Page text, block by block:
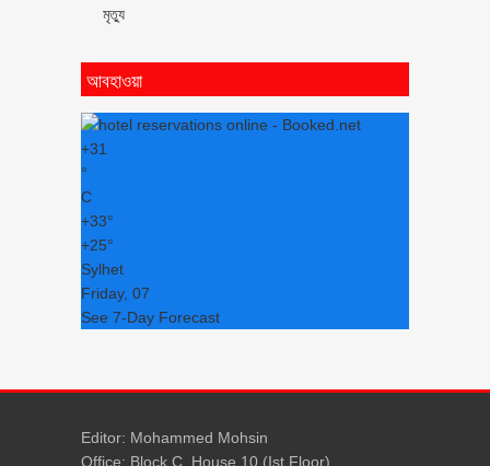
মৃত্যু
আবহাওয়া
+31
°
C
+33°
+25°
Sylhet
Friday, 07
See 7-Day Forecast
Editor: Mohammed Mohsin
Office: Block C, House 10 (Ist Floor)